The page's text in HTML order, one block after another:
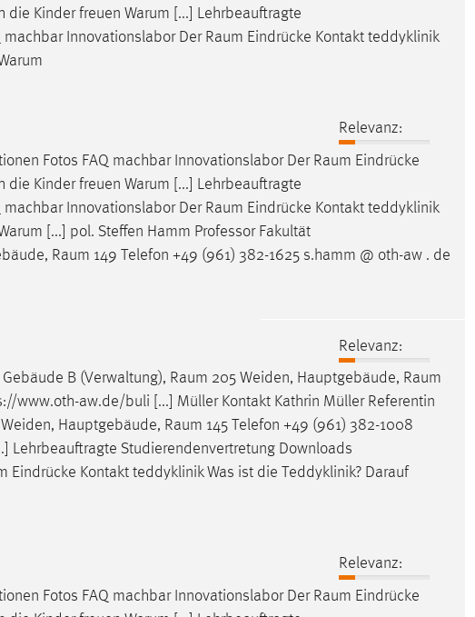
Kinder freuen Warum [...] Lehrbeauftragte
Innovationslabor Der Raum Eindrücke Kontakt teddyklinik
Relevanz:
Fotos FAQ machbar Innovationslabor Der Raum Eindrücke
Kinder freuen Warum [...] Lehrbeauftragte
Innovationslabor Der Raum Eindrücke Kontakt teddyklinik
[...] pol. Steffen Hamm Professor Fakultät
Raum 149 Telefon +49 (961) 382-1625 s.hamm @ oth-aw . de
Relevanz:
B (Verwaltung), Raum 205 Weiden, Hauptgebäude, Raum
www.oth-aw.de/buli [...] Müller Kontakt Kathrin Müller Referentin
Hauptgebäude, Raum 145 Telefon +49 (961) 382-1008
Lehrbeauftragte Studierendenvertretung Downloads
Eindrücke Kontakt teddyklinik Was ist die Teddyklinik? Darauf
Relevanz:
Fotos FAQ machbar Innovationslabor Der Raum Eindrücke